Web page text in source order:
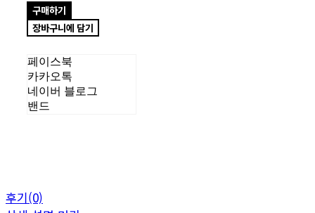
구매하기
장바구니에 담기
페이스북
카카오톡
네이버 블로그
밴드
후기(0)